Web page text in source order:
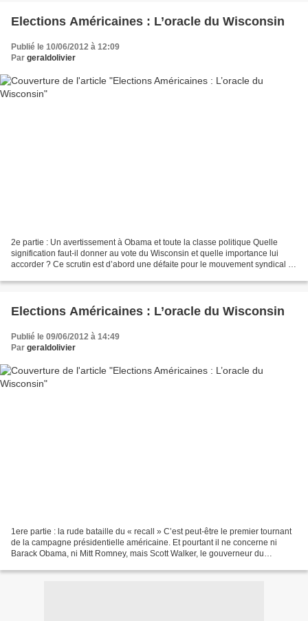
Elections Américaines : L’oracle du Wisconsin
Publié le 10/06/2012 à 12:09
Par geraldolivier
2e partie : Un avertissement à Obama et toute la classe politique Quelle
signification faut-il donner au vote du Wisconsin et quelle importance lui
accorder ? Ce scrutin est d’abord une défaite pour le mouvement syndical et
Elections Américaines : L’oracle du Wisconsin
Publié le 09/06/2012 à 14:49
Par geraldolivier
1ere partie : la rude bataille du « recall » C’est peut-être le premier tournant
de la campagne présidentielle américaine. Et pourtant il ne concerne ni
Barack Obama, ni Mitt Romney, mais Scott Walker, le gouverneur du